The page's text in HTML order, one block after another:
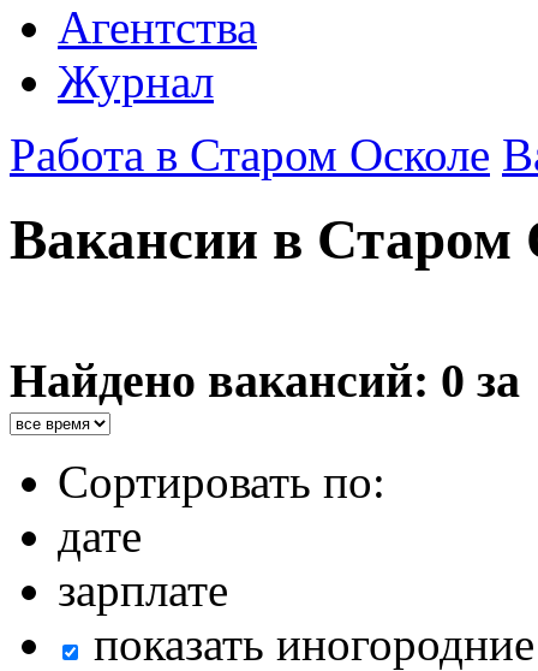
Агентства
Журнал
Работа в Старом Осколе
Вакансии в Старом
Найдено вакансий: 0 за
Сортировать по:
дате
зарплате
показать